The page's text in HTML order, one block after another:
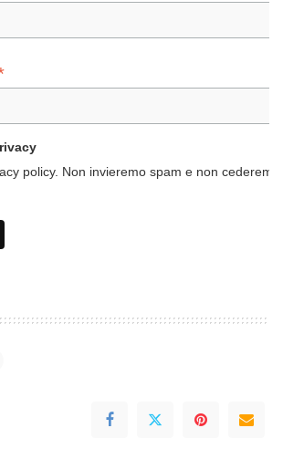
policy. Non invieremo spam e non